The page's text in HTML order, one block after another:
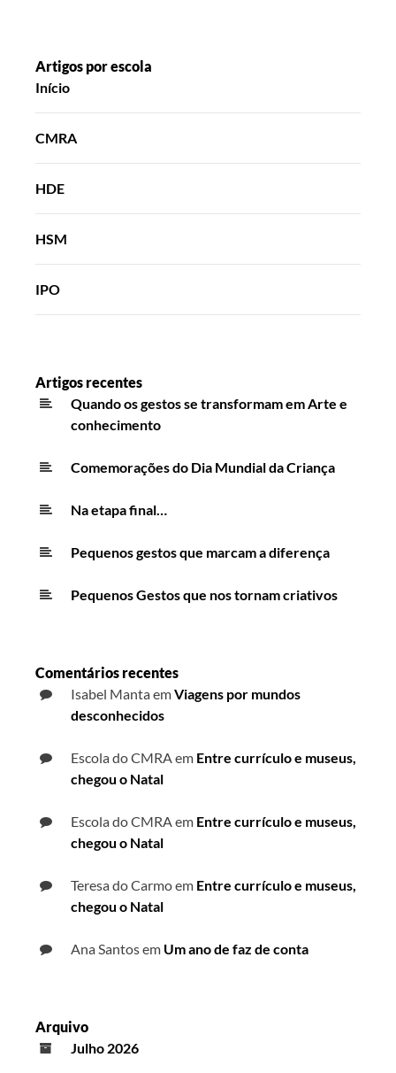
Artigos por escola
Início
CMRA
HDE
HSM
IPO
Artigos recentes
Quando os gestos se transformam em Arte e
conhecimento
Comemorações do Dia Mundial da Criança
Na etapa final…
Pequenos gestos que marcam a diferença
Pequenos Gestos que nos tornam criativos
Comentários recentes
Isabel MantaemViagens por mundos
desconhecidos
Escola do CMRA em Entre currículo e museus,
chegou o Natal
Escola do CMRA em Entre currículo e museus,
chegou o Natal
Teresa do Carmoem Entre currículo e museus,
chegou o Natal
Ana Santosem Um ano de faz de conta
Arquivo
Julho 2026